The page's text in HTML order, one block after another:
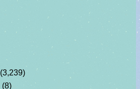
(3,239)
(8)